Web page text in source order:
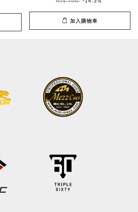
NT$ 700 -14.3%
加入購物車